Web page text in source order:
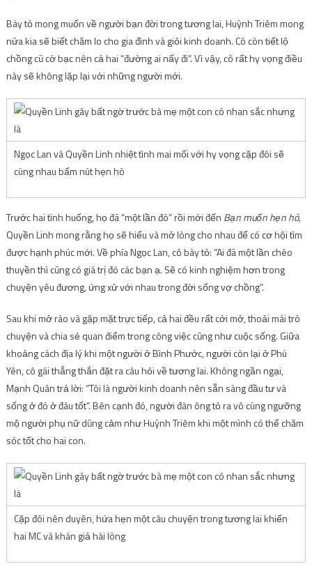
Bày tỏ mong muốn về người bạn đời trong tương lai, Huỳnh Triêm mong
nửa kia sẽ biết chăm lo cho gia đình và giỏi kinh doanh. Cô còn tiết lộ
chồng cũ cờ bạc nên cả hai “đường ai nấy đi”. Vì vậy, cô rất hy vọng điều
này sẽ không lặp lại với những người mới.
Ngọc Lan và Quyền Linh nhiệt tình mai mối với hy vọng cặp đôi sẽ
cùng nhau bấm nút hẹn hò
Trước hai tình huống, họ đã “một lần đò” rồi mới đến Bạn muốn hẹn hò,
Quyền Linh mong rằng họ sẽ hiểu và mở lòng cho nhau để có cơ hội tìm
được hạnh phúc mới. Về phía Ngọc Lan, cô bày tỏ: “Ai đã một lần chèo
thuyền thì cũng có giá trị đó các bạn ạ. Sẽ có kinh nghiệm hơn trong
chuyện yêu đương, ứng xử với nhau trong đời sống vợ chồng”.
Sau khi mở rào và gặp mặt trực tiếp, cả hai đều rất cởi mở, thoải mái trò
chuyện và chia sẻ quan điểm trong công việc cũng như cuộc sống. Giữa
khoảng cách địa lý khi một người ở Bình Phước, người còn lại ở Phú
Yên, cô gái thẳng thắn đặt ra câu hỏi về tương lai. Không ngần ngại,
Mạnh Quân trả lời: “Tôi là người kinh doanh nên sẵn sàng đầu tư và
sống ở đó ở đâu tốt”. Bên cạnh đó, người đàn ông tỏ ra vô cùng ngưỡng
mộ người phụ nữ dũng cảm như Huỳnh Triêm khi một mình có thể chăm
sóc tốt cho hai con.
Cặp đôi nên duyên, hứa hẹn một câu chuyện trong tương lai khiến
hai MC và khán giả hài lòng